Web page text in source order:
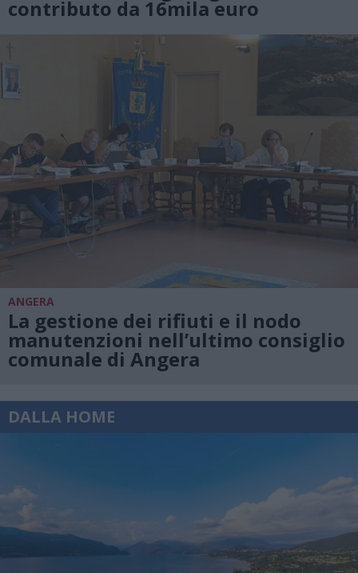
contributo da 16mila euro
ANGERA
La gestione dei rifiuti e il nodo
manutenzioni nell’ultimo consiglio
comunale di Angera
DALLA HOME